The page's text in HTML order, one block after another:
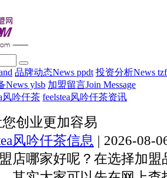
品牌动态News ppdt 投资分析News
News ylsb 加盟留言Join Message
风吟仟茶 feelstea风吟仟茶资讯
创业更加容易
风吟仟茶信息 | 2026-08-
哪家好呢？在选择加盟